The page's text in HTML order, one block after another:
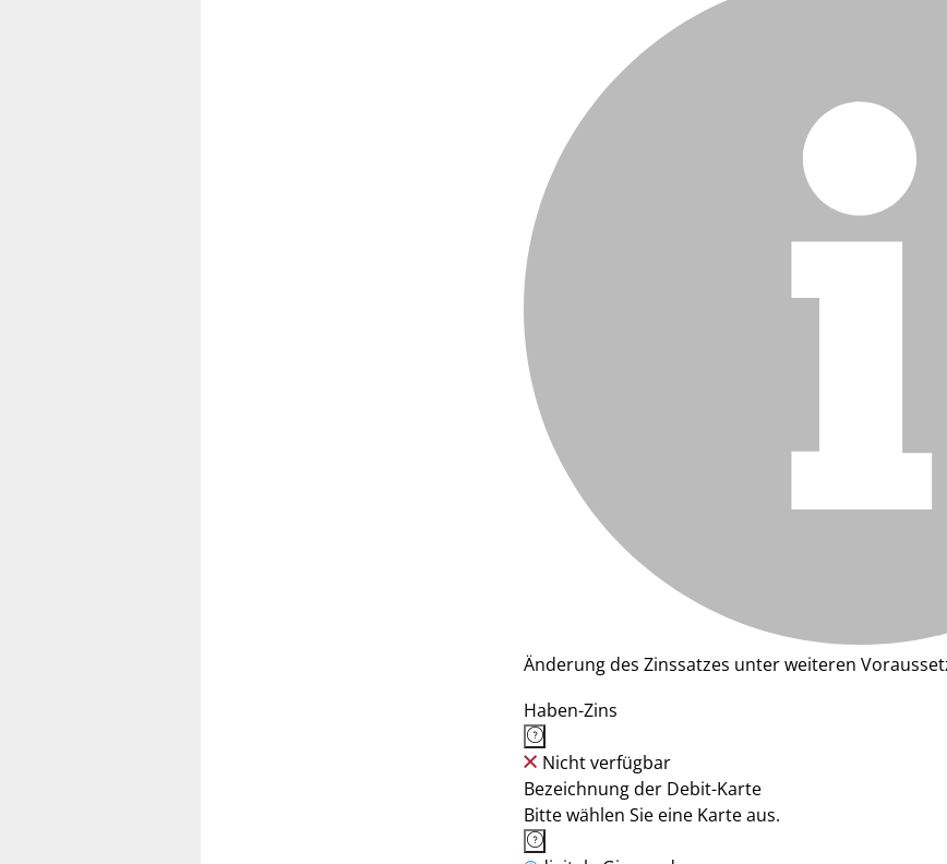
Änderung des Zinssatzes unter weiteren
Haben-Zins
Nicht verfügbar
Bezeichnung der Debit-Karte
Bitte wählen Sie eine Karte aus.